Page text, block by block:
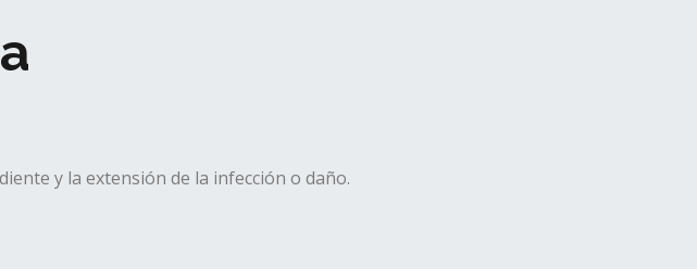
y la extensión de la infección o daño.